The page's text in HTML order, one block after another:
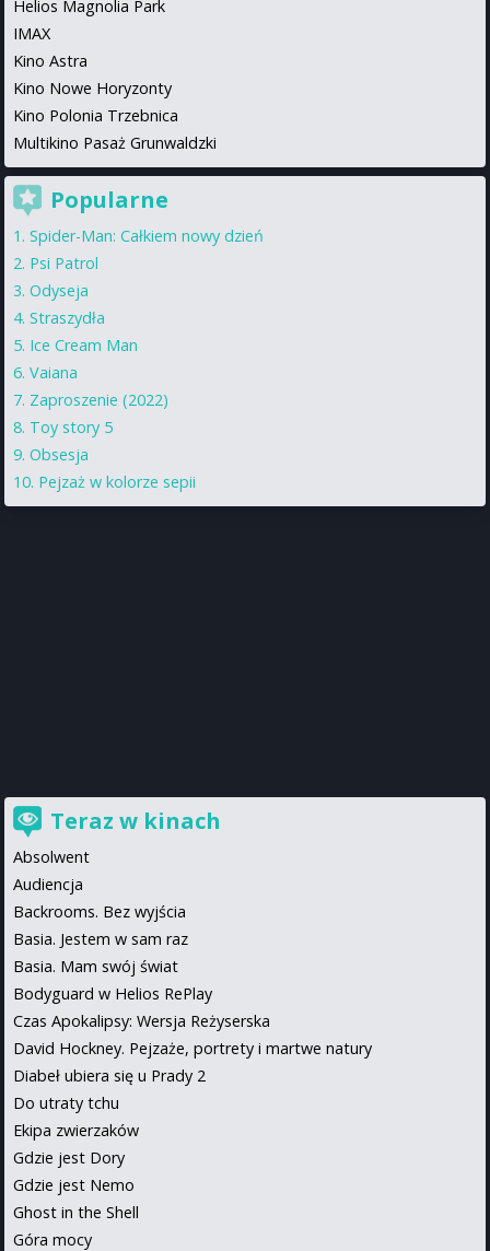
Helios Magnolia Park
IMAX
Kino Astra
Kino Nowe Horyzonty
Kino Polonia Trzebnica
Multikino Pasaż Grunwaldzki
Popularne
Spider-Man: Całkiem nowy dzień
Psi Patrol
Odyseja
Straszydła
Ice Cream Man
Vaiana
Zaproszenie (2022)
Toy story 5
Obsesja
Pejzaż w kolorze sepii
Teraz w kinach
Absolwent
Audiencja
Backrooms. Bez wyjścia
Basia. Jestem w sam raz
Basia. Mam swój świat
Bodyguard w Helios RePlay
Czas Apokalipsy: Wersja Reżyserska
David Hockney. Pejzaże, portrety i martwe natury
Diabeł ubiera się u Prady 2
Do utraty tchu
Ekipa zwierzaków
Gdzie jest Dory
Gdzie jest Nemo
Ghost in the Shell
Góra mocy